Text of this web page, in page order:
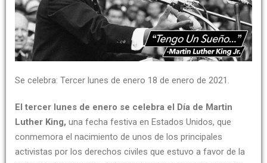
Se celebra: Tercer lunes de enero 18 de enero de 2021.
El tercer lunes de enero se celebra el Día de Martin
Luther King, una fecha festiva en Estados Unidos, que
conmemora el nacimiento de unos de los principales
activistas por los derechos civiles que estuvo a favor de la